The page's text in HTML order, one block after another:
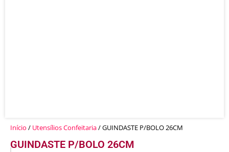
Início / Utensílios Confeitaria/ GUINDASTE P/BOLO 26CM
GUINDASTE P/BOLO 26CM